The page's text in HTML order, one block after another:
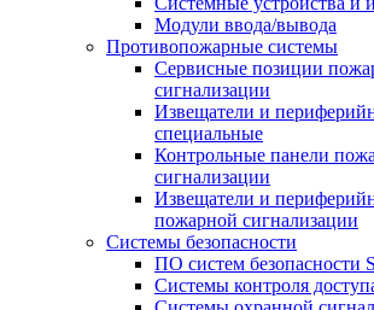
Модули ввода/вывода
Противопожарные системы
Сервисные позиции
сигнализации
Извещатели и
специальные
Контрольные панели
сигнализации
Извещатели и
пожарной сигнализации
Системы безопасности
ПО систем безопасности
Системы контроля